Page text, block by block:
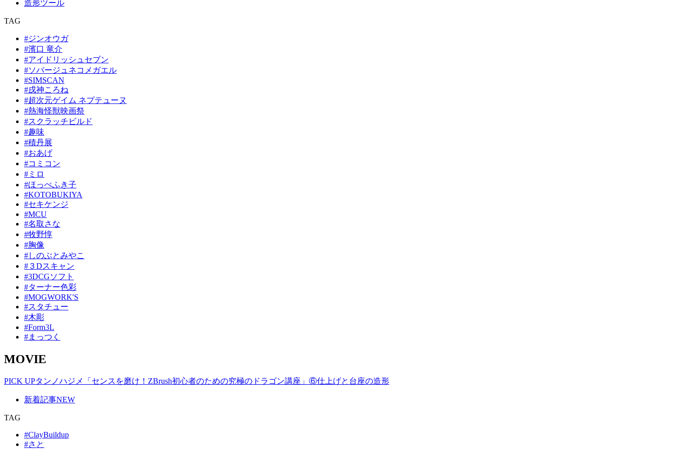
造形ツール
TAG
#ジンオウガ
#濱口 竜介
#アイドリッシュセブン
#ソバージュネコメガエル
#SIMSCAN
#戌神ころね
#超次元ゲイム ネプテューヌ
#熱海怪獣映画祭
#スクラッチビルド
#趣味
#積丹展
#おあげ
#コミコン
#ミロ
#ほっぺふき子
#KOTOBUKIYA
#セキケンジ
#MCU
#名取さな
#牧野惇
#胸像
#しのぶとみやこ
#３Dスキャン
#3DCGソフト
#ターナー色彩
#MOGWORK'S
#スタチュー
#木彫
#Form3L
#まっつく
MOVIE
PICK UPタンノハジメ「センスを磨け！ZBrush初心者のための究極のドラゴン講座」⑥仕上げと台座の造形
新着記事NEW
TAG
#ClayBuildup
#さと